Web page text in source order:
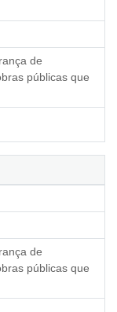
de
públicas que
de
públicas que